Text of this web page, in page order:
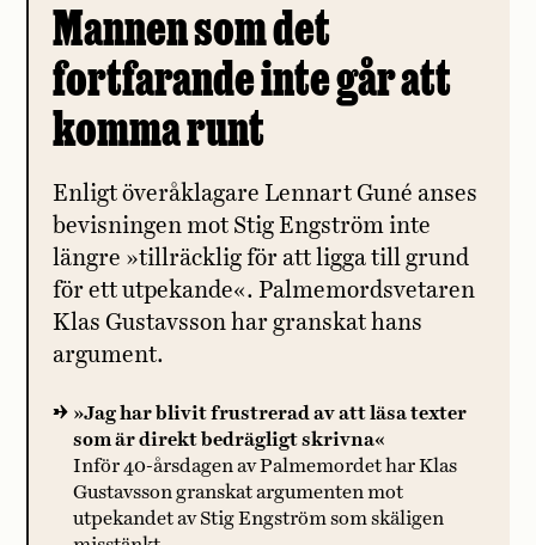
Mannen som det
fortfarande inte går att
komma runt
Enligt överåklagare Lennart Guné anses
bevisningen mot Stig Engström inte
längre »tillräcklig för att ligga till grund
för ett utpekande«. Palmemordsvetaren
Klas Gustavsson har granskat hans
argument.
»Jag har blivit frustrerad av att läsa texter
som är direkt bedrägligt skrivna«
Inför 40-årsdagen av Palmemordet har Klas
Gustavsson granskat argumenten mot
utpekandet av Stig Engström som skäligen